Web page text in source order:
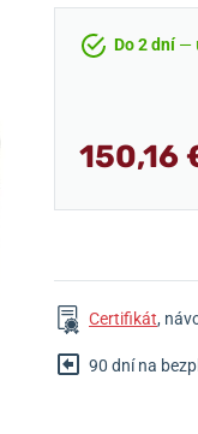
Do 2 dní—
150,16
Certifikát,
90 dní na